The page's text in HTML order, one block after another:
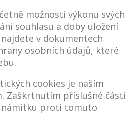
možnosti výkonu svých
souhlasu a doby uložení
v dokumentech
osobních údajů, které
cookies je naším
Zaškrtnutím příslušné části
proti tomuto